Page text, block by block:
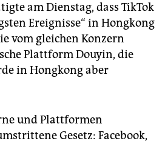
am Dienstag, dass TikTok
Ereignisse“ in Hongkong
vom gleichen Konzern
Plattform Douyin, die
in Hongkong aber
und Plattformen
Gesetz: Facebook,